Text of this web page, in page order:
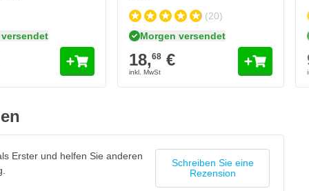
(20)
Morgen versendet
18,68 €
Erster und helfen Sie anderen
Schreiben Sie eine
Rezension